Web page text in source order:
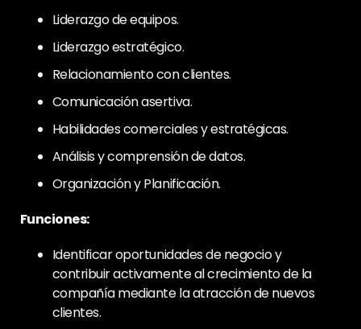
Liderazgo de equipos.
Liderazgo estratégico.
Relacionamiento con clientes.
Comunicación asertiva.
Habilidades comerciales y estratégicas.
Análisis y comprensión de datos.
Organización y Planificación.
Funciones:
Identificar oportunidades de negocio y
contribuir activamente al crecimiento de la
compañía mediante la atracción de nuevos
clientes.